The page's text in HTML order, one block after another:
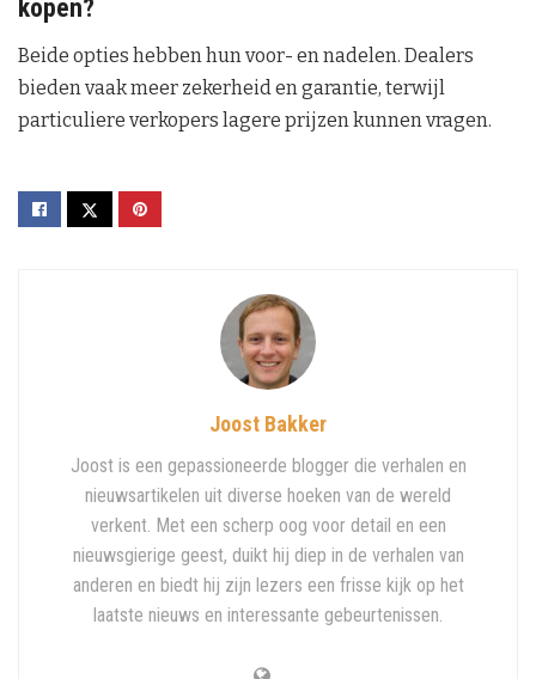
kopen?
Beide opties hebben hun voor- en nadelen. Dealers
bieden vaak meer zekerheid en garantie, terwijl
particuliere verkopers lagere prijzen kunnen vragen.
Joost Bakker
Joost is een gepassioneerde blogger die verhalen en
nieuwsartikelen uit diverse hoeken van de wereld
verkent. Met een scherp oog voor detail en een
nieuwsgierige geest, duikt hij diep in de verhalen van
anderen en biedt hij zijn lezers een frisse kijk op het
laatste nieuws en interessante gebeurtenissen.